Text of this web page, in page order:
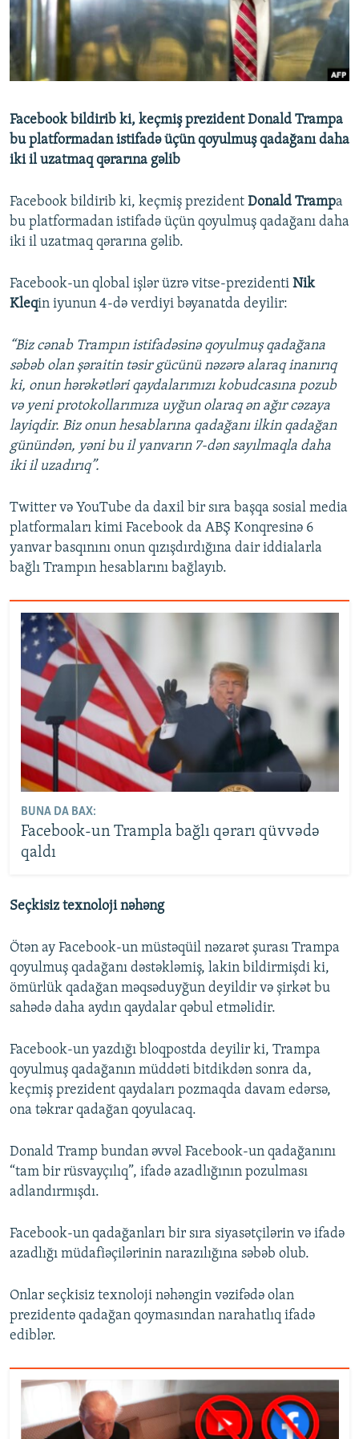
İNFOQRAFIKA
KARIKATURA
AZƏRBAYCAN ƏDƏBIYYATI KITABXANASI
İSLAM VƏ DEMOKRATIYA
İZ - MƏDƏNIYYƏT PROQRAMI
MISSIYAMIZ
PEŞƏ ETIKASI VƏ JURNALISTIKA STANDARTLARIMIZ
MATERIALLARIMIZDAN ISTIFADƏ
BIZIMLƏ ƏLAQƏ
XƏBƏR BÜLLETENLƏRIMIZ
BIZI IZLƏ
Facebook bildirib ki, keçmiş prezident Donald Trampa
bu platformadan istifadə üçün qoyulmuş qadağanı daha
iki il uzatmaq qərarına gəlib
Facebook bildirib ki, keçmiş prezident Donald Trampa
bu platformadan istifadə üçün qoyulmuş qadağanı daha
iki il uzatmaq qərarına gəlib.
Facebook-un qlobal işlər üzrə vitse-prezidenti Nik
Kleqin iyunun 4-də verdiyi bəyanatda deyilir:
“Biz cənab Trampın istifadəsinə qoyulmuş qadağana
səbəb olan şəraitin təsir gücünü nəzərə alaraq inanırıq
ki, onun hərəkətləri qaydalarımızı kobudcasına pozub
və yeni protokollarımıza uyğun olaraq ən ağır cəzaya
layiqdir. Biz onun hesablarına qadağanı ilkin qadağan
günündən, yəni bu il yanvarın 7-dən sayılmaqla daha
iki il uzadırıq”.
Twitter və YouTube da daxil bir sıra başqa sosial media
platformaları kimi Facebook da ABŞ Konqresinə 6
yanvar basqınını onun qızışdırdığına dair iddialarla
bağlı Trampın hesablarını bağlayıb.
BUNA DA BAX:
Facebook-un Trampla bağlı qərarı qüvvədə
qaldı
Seçkisiz texnoloji nəhəng
Ötən ay Facebook-un müstəqüil nəzarət şurası Trampa
qoyulmuş qadağanı dəstəkləmiş, lakin bildirmişdi ki,
ömürlük qadağan məqsəduyğun deyildir və şirkət bu
sahədə daha aydın qaydalar qəbul etməlidir.
Facebook-un yazdığı bloqpostda deyilir ki, Trampa
qoyulmuş qadağanın müddəti bitdikdən sonra da,
keçmiş prezident qaydaları pozmaqda davam edərsə,
ona təkrar qadağan qoyulacaq.
Donald Tramp bundan əvvəl Facebook-un qadağanını
“tam bir rüsvayçılıq”, ifadə azadlığının pozulması
adlandırmışdı.
Facebook-un qadağanları bir sıra siyasətçilərin və ifadə
azadlığı müdafiəçilərinin narazılığına səbəb olub.
Onlar seçkisiz texnoloji nəhəngin vəzifədə olan
prezidentə qadağan qoymasından narahatlıq ifadə
ediblər.